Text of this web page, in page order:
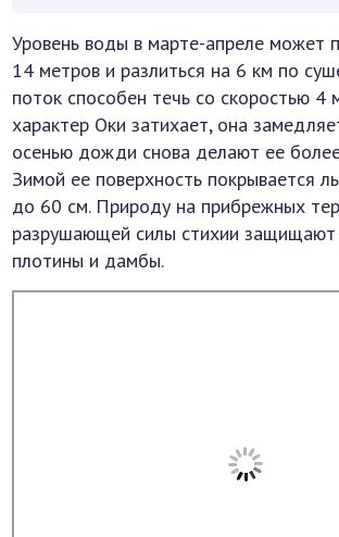
Уровень воды в марте-апреле может
14 метров и разлиться на 6 км по
поток способен течь со скоростью 4
характер Оки затихает, она
осенью дожди снова делают ее
Зимой ее поверхность покрывается
до 60 см. Природу на прибрежных
разрушающей силы стихии защищают
плотины и дамбы.